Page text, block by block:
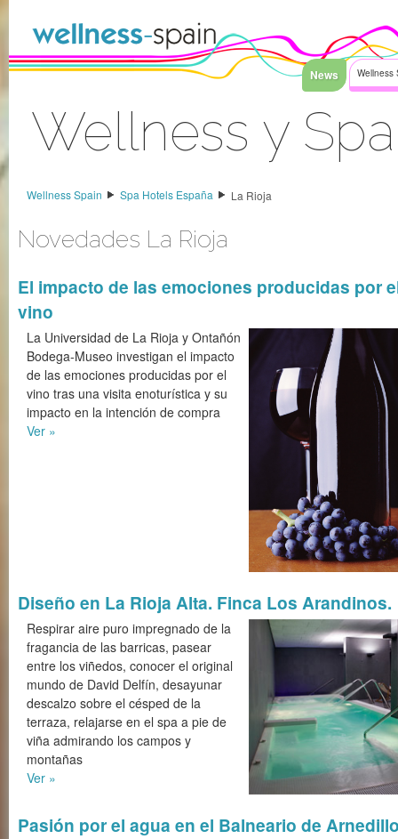
News Wellness
Wellness y
Wellness Spain
Spa Hotels España La Rioja
Novedades La Rioja
El impacto de las emociones producidas por
vino
La Universidad de La Rioja y Ontañón
Bodega-Museo investigan el impacto
de las emociones producidas por el
vino tras una visita enoturística y su
impacto en la intención de compra
Ver »
Diseño en La Rioja Alta. Finca Los Arandinos.
Respirar aire puro impregnado de la
fragancia de las barricas, pasear
entre los viñedos, conocer el original
mundo de David Delfín, desayunar
descalzo sobre el césped de la
terraza, relajarse en el spa a pie de
viña admirando los campos y
montañas
Ver »
Pasión por el agua en el Balneario de